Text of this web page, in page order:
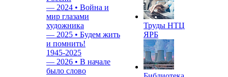
— 2024 • Война и
мир глазами
художника
— 2025 • Будем жить
и помнить!
1945-2025
— 2026 • В начале
было слово
Труды НТЦ
ЯРБ